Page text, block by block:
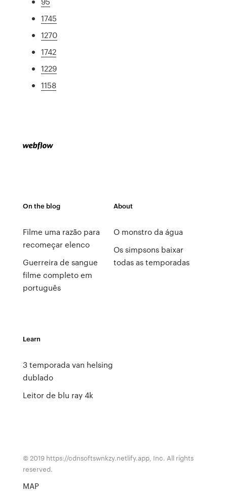
1745
1270
1742
1229
1158
On the blog
Filme uma razão para
recomeçar elenco
Guerreira de sangue
filme completo em
português
About
O monstro da água
Os simpsons baixar
todas as temporadas
Learn
3 temporada van helsing
dublado
Leitor de blu ray 4k
© 2019 https://cdnsoftswnkzy.netlify.app, Inc. All rights
reserved.
MAP